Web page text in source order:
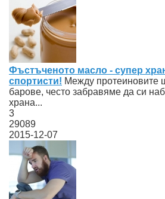
Фъстъченото масло - супер
спортисти! Между протеиновите
барове, често забравяме да си
храна...
3
29089
2015-12-07